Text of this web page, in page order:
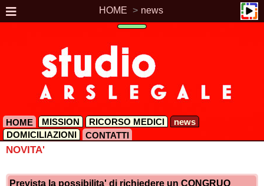
HOME news
HOME MISSION RICORSO MEDICI
news
DOMICILIAZIONI
CONTATTI
NOVITA'
Prevista la possibilita' di richiedere un CONGRUO